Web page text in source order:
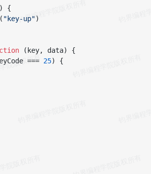
) {
( "key-up")
( key, data) {
=== 25) {